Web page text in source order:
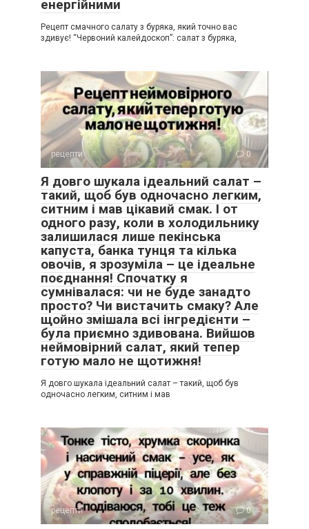
енергійними
Рецепт смачного салату з буряка, який точно вас
здивує! “Червоний калейдоскоп”: салат з буряка,
рецепти 0
Я довго шукала ідеальний салат –
такий, щоб був одночасно легким,
ситним і мав цікавий смак. І от
одного разу, коли в холодильнику
залишилася лише пекінська
капуста, банка тунця та кілька
овочів, я зрозуміла – це ідеальне
поєднання! Спочатку я
сумнівалася: чи не буде занадто
просто? Чи вистачить смаку? Але
щойно змішала всі інгредієнти –
була приємно здивована. Вийшов
неймовірний салат, який тепер
готую мало не щотижня!
Я довго шукала ідеальний салат – такий, щоб був
одночасно легким, ситним і мав
рецепти 0